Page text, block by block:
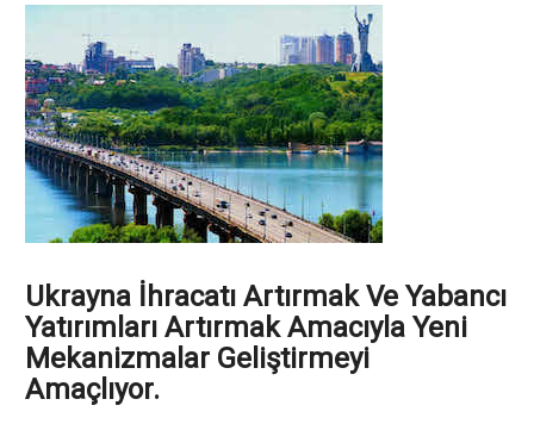
Ukrayna İhracatı Artırmak Ve Yabancı
Yatırımları Artırmak Amacıyla Yeni
Mekanizmalar Geliştirmeyi
Amaçlıyor.